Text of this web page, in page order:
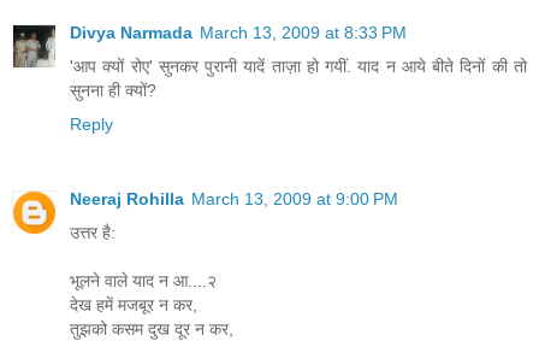
Divya Narmada March 13, 2009 at 8:33 PM
'आप क्यों रोए' सुनकर पुरानी यादें ताज़ा हो गयीं. याद न आये बीते दिनों की तो
सुनना ही क्यों?
Reply
Neeraj Rohilla March 13, 2009 at 9:00 PM
उत्तर है:
भूलने वाले याद न आ....२
देख हमें मजबूर न कर,
तुझको कसम दुख दूर न कर,